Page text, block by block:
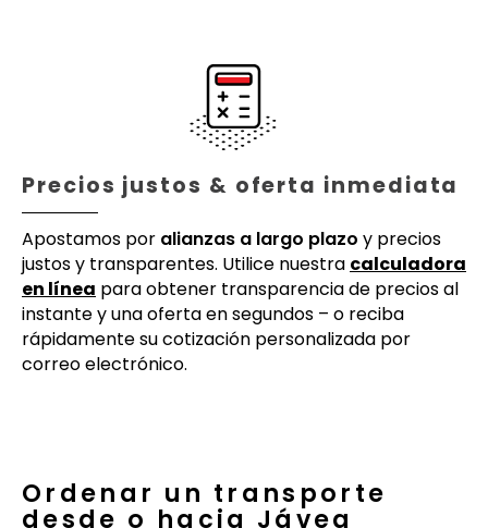
Precios justos & oferta inmediata
Apostamos por alianzas a largo plazo y precios
justos y transparentes. Utilice nuestra calculadora
en línea para obtener transparencia de precios al
instante y una oferta en segundos – o reciba
rápidamente su cotización personalizada por
correo electrónico.
Ordenar un transporte
desde o hacia Jávea